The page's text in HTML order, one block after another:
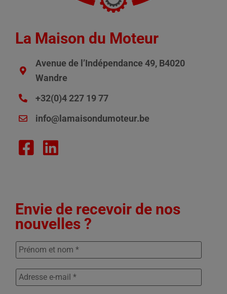
La Maison du Moteur
Avenue de l’Indépendance 49, B4020
Wandre
+32(0)4 227 19 77
info@lamaisondumoteur.be
Envie de recevoir de nos
nouvelles ?